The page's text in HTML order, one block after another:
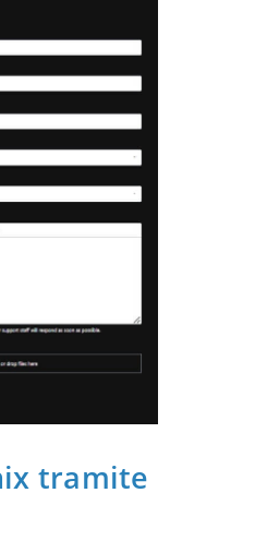
tramite